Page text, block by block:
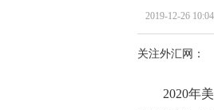
2019-12-26
关注外汇网：
2020年美